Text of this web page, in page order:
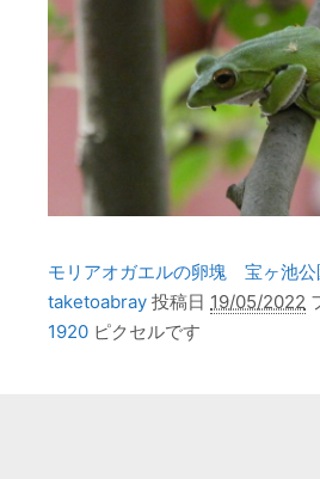
モリアオガエルの卵塊 宝ヶ池公
taketoabray 投稿日 19/05/2022
1920 ピクセルです